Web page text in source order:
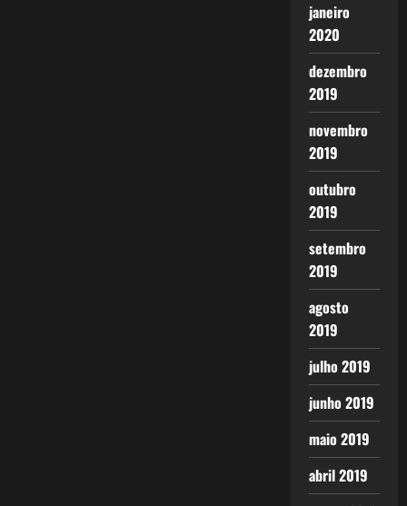
janeiro
2020
dezembro
2019
novembro
2019
outubro
2019
setembro
2019
agosto
2019
julho 2019
junho 2019
maio 2019
abril 2019